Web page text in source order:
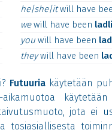
he|she|itwill have
wewill have been
you will have been
theywill have been
Futuuria käytetään
jota ei
tosiasiallisesta